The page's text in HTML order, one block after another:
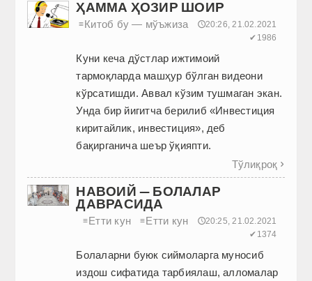
ҲАММА ҲОЗИР ШОИР
≡Китоб бу — мўъжиза
🕔20:26, 21.02.2021
✔1986
Куни кеча дўстлар ижтимоий
тармоқларда машҳур бўлган видеони
кўрсатишди. Аввал кўзим тушмаган экан.
Унда бир йигитча берилиб «Инвестиция
киритайлик, инвестиция», деб
бақирганича шеър ўқияпти.
Тўлиқроқ 
НАВОИЙ — БОЛАЛАР
ДАВРАСИДА
≡Етти кун ≡Етти кун
🕔20:25, 21.02.2021
✔1374
Болаларни буюк сиймоларга муносиб
издош сифатида тарбиялаш, алломалар